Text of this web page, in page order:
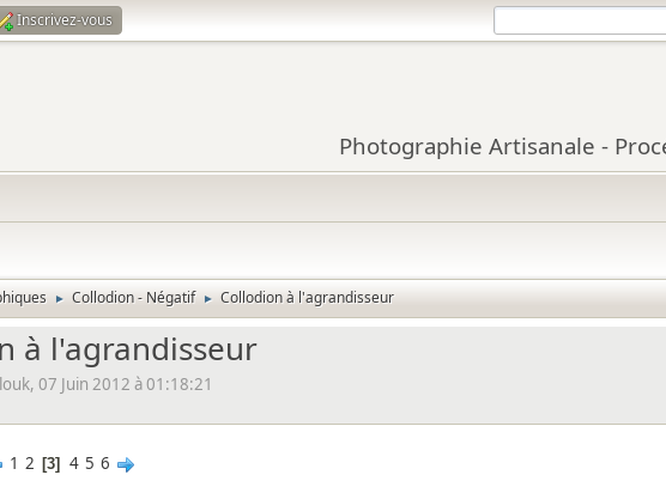
Inscrivez-vous
Photographie Artisanale -
► Collodion - Négatif ► Collodion à l'agrandisseur
à l'agrandisseur
07 Juin 2012 à 01:18:21
1 2 3 4 5 6